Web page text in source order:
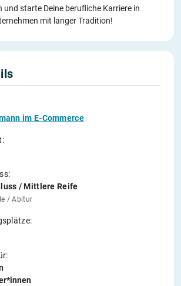
und starte Deine berufliche Karriere in
mit langer Tradition!
im E-Commerce
/ Mittlere Reife
/ Abitur